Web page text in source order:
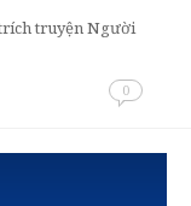
truyện Người
0